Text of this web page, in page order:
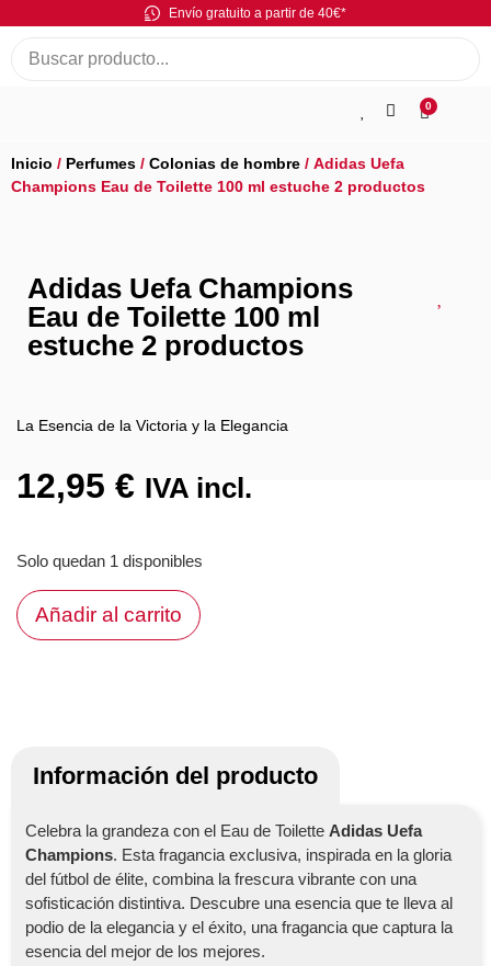
Envío gratuito a partir de 40€*
0
Inicio / Perfumes / Colonias de hombre / Adidas Uefa
Champions Eau de Toilette 100 ml estuche 2 productos
Adidas Uefa Champions
Eau de Toilette 100 ml
estuche 2 productos
La Esencia de la Victoria y la Elegancia
12,95 € IVA incl.
Solo quedan 1 disponibles
Añadir al carrito
Información del producto
Celebra la grandeza con el Eau de Toilette Adidas Uefa
Champions. Esta fragancia exclusiva, inspirada en la gloria
del fútbol de élite, combina la frescura vibrante con una
sofisticación distintiva. Descubre una esencia que te lleva al
podio de la elegancia y el éxito, una fragancia que captura la
esencia del mejor de los mejores.